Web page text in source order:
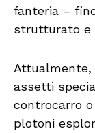
fanteria –
strutturato e
assetti
controcarro
plotoni